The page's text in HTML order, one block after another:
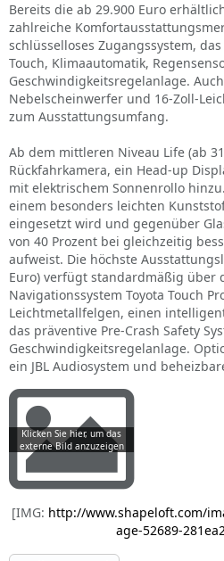
Bereits die ab 29.900 Euro
zahlreiche
schlüsselloses Zugangssystem,
Touch, Klimaautomatik,
Geschwindigkeitsregelanlage.
Nebelscheinwerfer und 16-Zoll-
zum Ausstattungsumfang.
Ab dem mittleren Niveau Life (ab
Rückfahrkamera, ein Head-up
mit elektrischem Sonnenrollo
einem besonders leichten
eingesetzt wird und gegenüber
von 40 Prozent bei gleichzeitig
aufweist. Die höchste
Euro) verfügt standardmäßig über
Navigationssystem Toyota Touch
Leichtmetallfelgen, einen
das präventive Pre-Crash Safety
Geschwindigkeitsregelanlage.
ein JBL Audiosystem und
[IMG: http://www.shapeloft.com/
age-52689-